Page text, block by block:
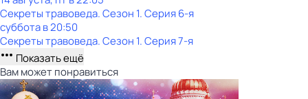
Секреты травоведа. Сезон 1. Серия 6-я
субботав20:50
Секреты травоведа. Сезон 1. Серия 7-я
Показать ещё
Вам может понравиться